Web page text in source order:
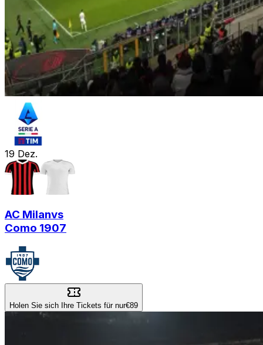
19 Dez.
AC Milanvs
Como 1907
Holen Sie sich Ihre Tickets für nur€89